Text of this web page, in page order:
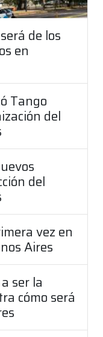
de los
en
Tango
del
del
vez en
Aires
ser la
cómo será